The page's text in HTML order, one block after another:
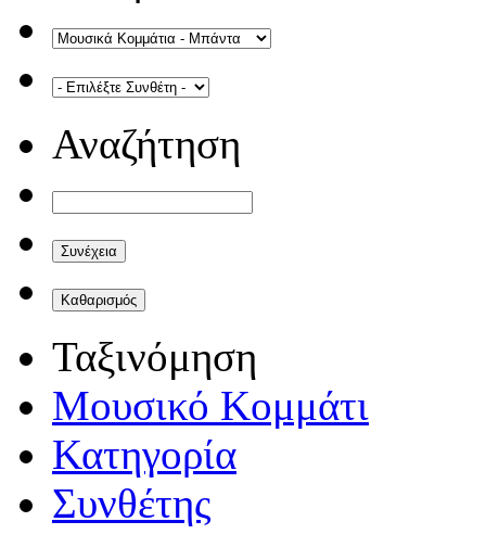
Αναζήτηση
Ταξινόμηση
Μουσικό Κομμάτι
Κατηγορία
Συνθέτης